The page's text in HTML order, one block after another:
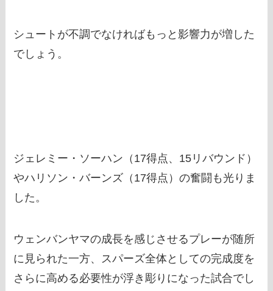
シュートが不調でなければもっと影響力が増した
でしょう。
ジェレミー・ソーハン（17得点、15リバウンド）
やハリソン・バーンズ（17得点）の奮闘も光りま
した。
ウェンバンヤマの成長を感じさせるプレーが随所
に見られた一方、スパーズ全体としての完成度を
さらに高める必要性が浮き彫りになった試合でし